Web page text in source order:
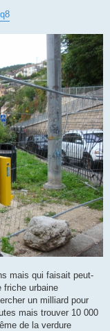
mais qui faisait peut-
friche urbaine
un milliard pour
mais trouver 10 000
de la verdure